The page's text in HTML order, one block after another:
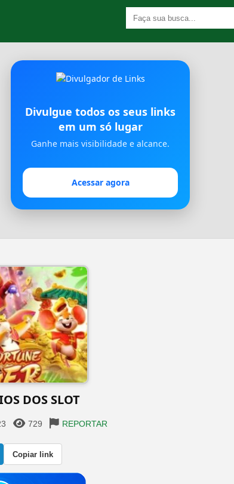
Divulgue todos os seus links
em um só lugar
Ganhe mais visibilidade e alcance.
Acessar agora
DOS SLOT
729 REPORTAR
Copiar link